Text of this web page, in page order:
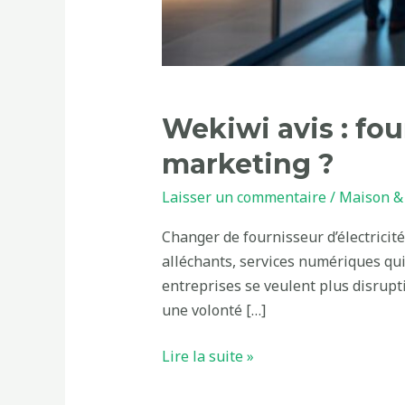
Wekiwi avis :
marketing ?
Laisser un commentaire/ Maison
Changer de fournisseur
alléchants, services numériques
entreprises se veulent plus
une volonté […]
Lire la suite »